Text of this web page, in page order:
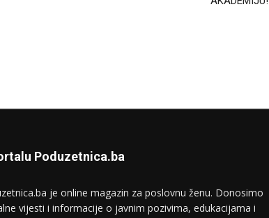
Poduzetnica.ba
je online magazin za poslovnu ženu. Donosimo
vijesti i informacije o javnim pozivima, edukacijama i